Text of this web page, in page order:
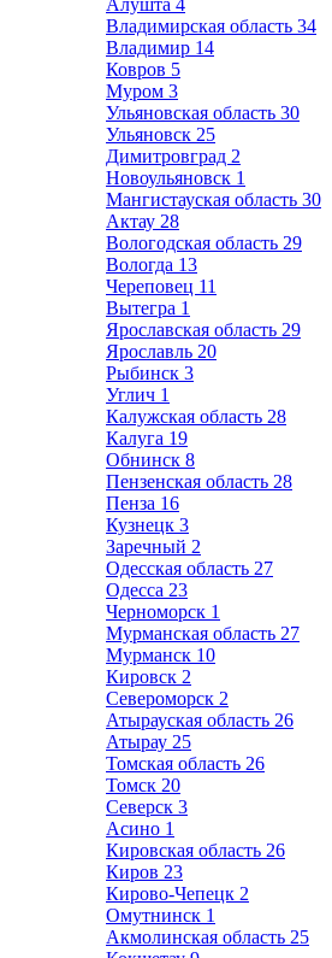
Алушта 4
Владимирская область 34
Владимир 14
Ковров 5
Муром 3
Ульяновская область 30
Ульяновск 25
Димитровград 2
Новоульяновск 1
Мангистауская область 30
Актау 28
Вологодская область 29
Вологда 13
Череповец 11
Вытегра 1
Ярославская область 29
Ярославль 20
Рыбинск 3
Углич 1
Калужская область 28
Калуга 19
Обнинск 8
Пензенская область 28
Пенза 16
Кузнецк 3
Заречный 2
Одесская область 27
Одесса 23
Черноморск 1
Мурманская область 27
Мурманск 10
Кировск 2
Североморск 2
Атырауская область 26
Атырау 25
Томская область 26
Томск 20
Северск 3
Асино 1
Кировская область 26
Киров 23
Кирово-Чепецк 2
Омутнинск 1
Акмолинская область 25